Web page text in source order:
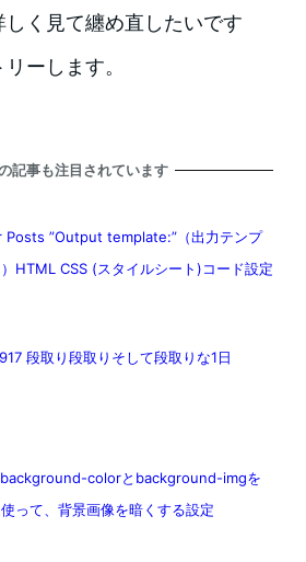
く見て纏め直したいです
ーします。
記事も注目されています
Posts ”Output template:”（出力テンプ
HTML CSS (スタイルシート)コード設定
段取り段取りそして段取りな1日
background-colorとbackground-imgを
って、背景画像を暗くする設定